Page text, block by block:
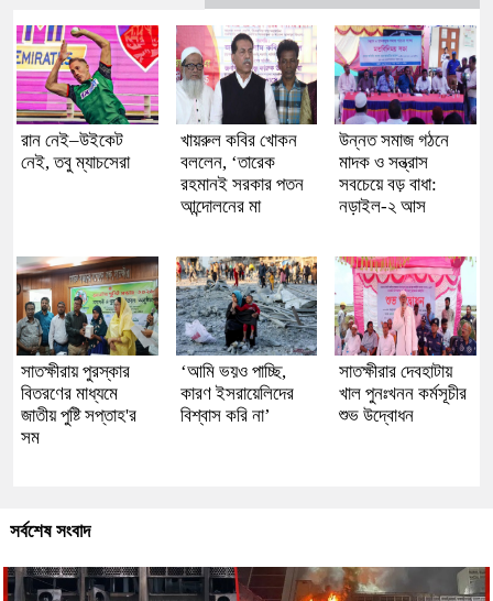
রান নেই–উইকেট
নেই, তবু ম্যাচসেরা
খায়রুল কবির খোকন
বললেন, ‘তারেক
রহমানই সরকার পতন
আন্দোলনের মা
উন্নত সমাজ গঠনে
মাদক ও সন্ত্রাস
সবচেয়ে বড় বাধা:
নড়াইল-২ আস
সাতক্ষীরায় পুরস্কার
বিতরণের মাধ্যমে
জাতীয় পুষ্টি সপ্তাহ'র
সম
‘আমি ভয়ও পাচ্ছি,
কারণ ইসরায়েলিদের
বিশ্বাস করি না’
সাতক্ষীরার দেবহাটায়
খাল পুনঃখনন কর্মসূচীর
শুভ উদ্বোধন
সর্বশেষ সংবাদ